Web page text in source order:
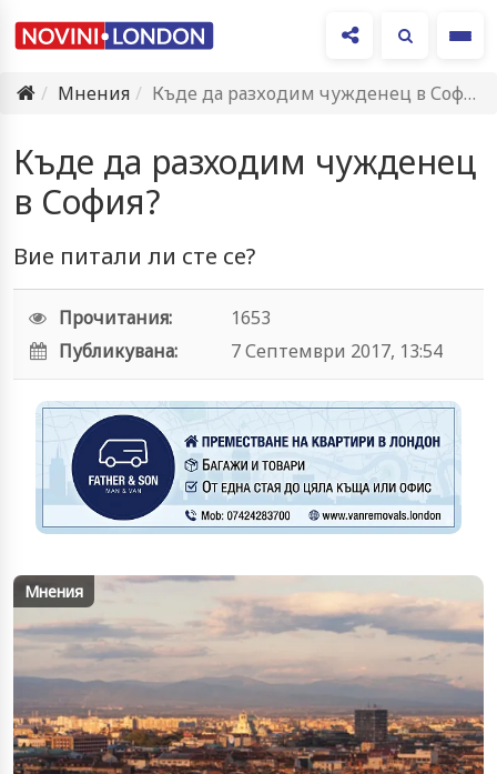
Мнения
Къде да разходим чужденец в София?
Къде да разходим чужденец
в София?
Вие питали ли сте се?
Прочитания:
1653
Публикувана:
7 Септември 2017, 13:54
Мнения